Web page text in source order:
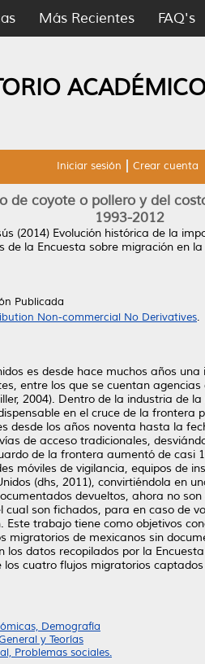
Más Recientes FAQ's
Iniciar sesión Crear cuenta
de coyote o pollero y del
1993-2012
(2014) Evolución histórica de la
de la Encuesta sobre migración en
Publicada
Non-commercial No Derivatives.
es desde hace muchos años
entre los que se cuentan
2004). Dentro de la industria de
en el cruce de la
desde los años noventa hasta la
de acceso tradicionales,
de la frontera aumentó de casi
móviles de vigilancia, equipos de
(dhs, 2011), convirtiéndola en
devueltos, ahora no
son fichados, para en caso de
trabajo tiene como objetivos
migratorios de mexicanos sin
datos recopilados por la
cuatro flujos migratorios
Demografía
y Teorías
Problemas sociales.